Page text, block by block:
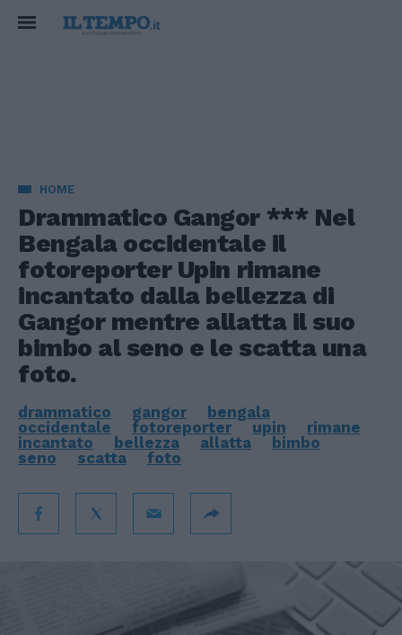
HOME
Drammatico Gangor *** Nel
Bengala occidentale il
fotoreporter Upin rimane
incantato dalla bellezza di
Gangor mentre allatta il suo
bimbo al seno e le scatta una
foto.
drammatico gangor
bengala
occidentale
fotoreporter upin
rimane
incantato
bellezza allatta
bimbo
seno
scatta foto